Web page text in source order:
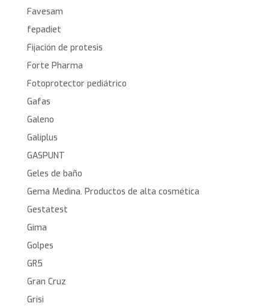
Favesam
fepadiet
Fijación de protesis
Forte Pharma
Fotoprotector pediátrico
Gafas
Galeno
Galiplus
GASPUNT
Geles de baño
Gema Medina. Productos de alta cosmética
Gestatest
Gima
Golpes
GR5
Gran Cruz
Grisi